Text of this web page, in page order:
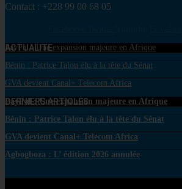
Contact : +228 99 00 68 05
ACTUALITE
PayPal : Une expansion majeure en Afrique
Bénin : Patrice Talon élu à la tête du Sénat
GVA devient Canal+ Telecom Africa
DERNIERS ARTICLES
PayPal : Une expansion majeure en Afrique
Bénin : Patrice Talon élu à la tête du Sénat
GVA devient Canal+ Telecom Africa
Agbogboza : L’ édition 2026 annulée